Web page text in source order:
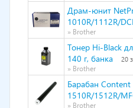
Драм-юнит
1010R/1112R/
» Brother
Тонер Hi-Black
140 г, банка
20
» Brother
Барабан
1510R/1512R/
» Brother